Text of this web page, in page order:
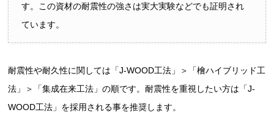
す。この資材の耐震性の強さは実大実験などでも証明され
ています。
耐震性や耐久性に関しては「J-WOOD工法」＞「檜ハイブリッド工
法」＞「集成在来工法」の順です。耐震性を重視したい方は「J-
WOOD工法」を採用される事を推奨します。